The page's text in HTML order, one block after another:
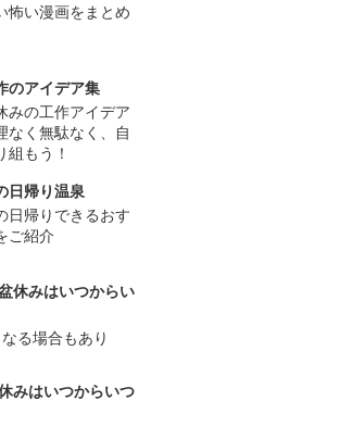
怖い漫画をまとめ
のアイデア集
みの工作アイデア
なく無駄なく、自
組もう！
日帰り温泉
日帰りできるおす
ご紹介
休みはいつからい
る場合もあり
みはいつからいつ